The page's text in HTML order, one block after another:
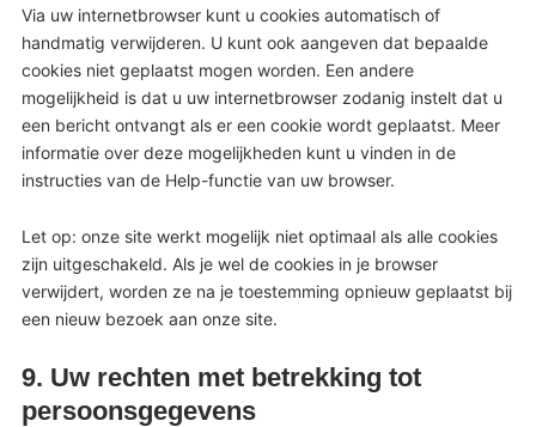
Via uw internetbrowser kunt u cookies automatisch of
handmatig verwijderen. U kunt ook aangeven dat bepaalde
cookies niet geplaatst mogen worden. Een andere
mogelijkheid is dat u uw internetbrowser zodanig instelt dat u
een bericht ontvangt als er een cookie wordt geplaatst. Meer
informatie over deze mogelijkheden kunt u vinden in de
instructies van de Help-functie van uw browser.
Let op: onze site werkt mogelijk niet optimaal als alle cookies
zijn uitgeschakeld. Als je wel de cookies in je browser
verwijdert, worden ze na je toestemming opnieuw geplaatst bij
een nieuw bezoek aan onze site.
9. Uw rechten met betrekking tot
persoonsgegevens